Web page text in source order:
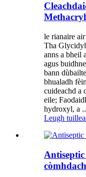
le rianaire
Tha
anns a bheil
agus
bann
bhualadh
cuideachd a
eile;
hydroxyl, a
Leugh
còmhdach